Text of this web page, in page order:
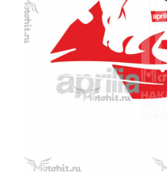
выбрать
на
странице